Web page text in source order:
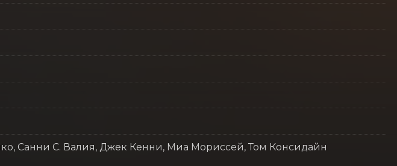
Санни С. Валия, Джек Кенни, Миа Мориссей, Том Консидайн